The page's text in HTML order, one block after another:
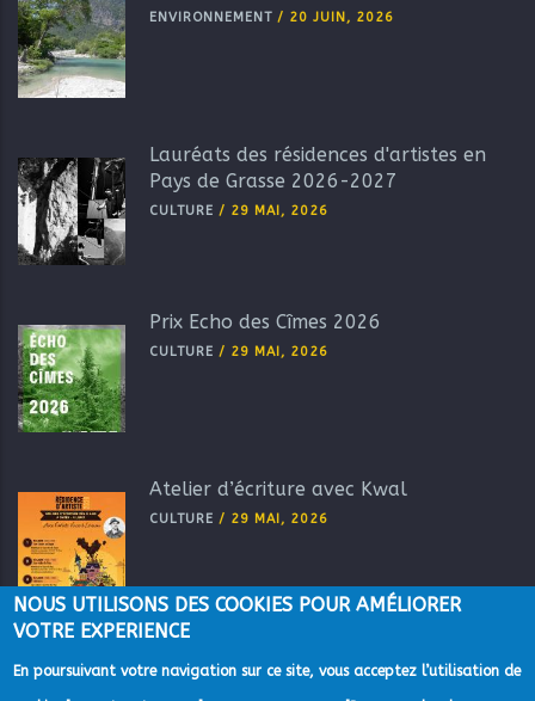
ENVIRONNEMENT / 20 JUIN, 2026
Lauréats des résidences d'artistes en
Pays de Grasse 2026-2027
CULTURE / 29 MAI, 2026
Prix Echo des Cîmes 2026
CULTURE / 29 MAI, 2026
Atelier d’écriture avec Kwal
CULTURE / 29 MAI, 2026
NOUS UTILISONS DES COOKIES POUR AMÉLIORER
VOTRE EXPERIENCE
En poursuivant votre navigation sur ce site, vous acceptez l’utilisation de